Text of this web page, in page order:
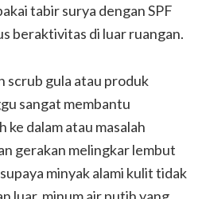
tabir surya dengan SPF
beraktivitas di luar ruangan.
scrub gula atau produk
sangat membantu
ke dalam atau masalah
gerakan melingkar lembut
minyak alami kulit tidak